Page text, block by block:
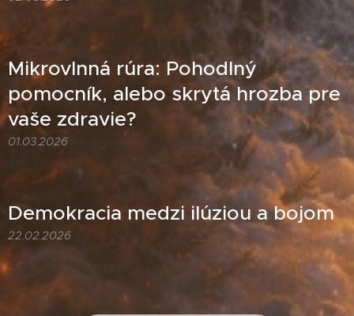
Mikrovlnná rúra: Pohodlný
pomocník, alebo skrytá hrozba pre
vaše zdravie?
01.03.2026
Demokracia medzi ilúziou a bojom
22.02.2026